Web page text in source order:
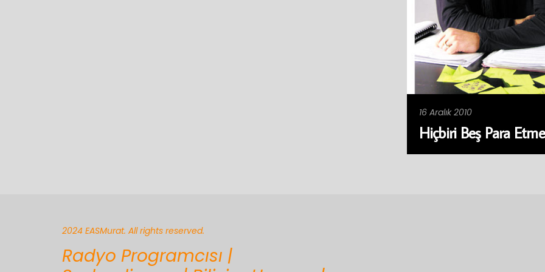
16 Aralık 2010
Hiçbiri Beş Para
2024 EASMurat. All rights reserved.
Radyo Programcısı |